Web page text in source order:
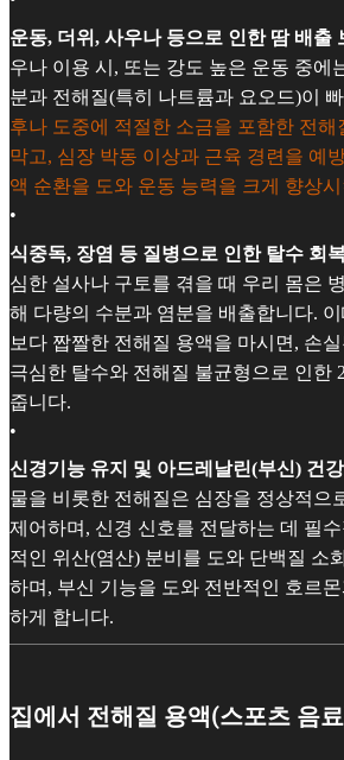
운동, 더위, 사우나 등으로 인한 땀 배출
우나 이용 시, 또는 강도 높은 운동 중에
분과 전해질(특히 나트륨과 요오드)이
후나 도중에 적절한 소금을 포함한 전
막고, 심장 박동 이상과 근육 경련을 예
액 순환을 도와 운동 능력을 크게 향상
•
식중독, 장염 등 질병으로 인한 탈수 회
심한 설사나 구토를 겪을 때 우리 몸은
해 다량의 수분과 염분을 배출합니다.
보다 짭짤한 전해질 용액을 마시면, 손
극심한 탈수와 전해질 불균형으로 인한
줍니다.
•
신경기능 유지 및 아드레날린(부신) 건
물을 비롯한 전해질은 심장을 정상적으
제어하며, 신경 신호를 전달하는 데 필
적인 위산(염산) 분비를 도와 단백질 소
하며, 부신 기능을 도와 전반적인 호르몬
하게 합니다.
집에서 전해질 용액(스포츠 음